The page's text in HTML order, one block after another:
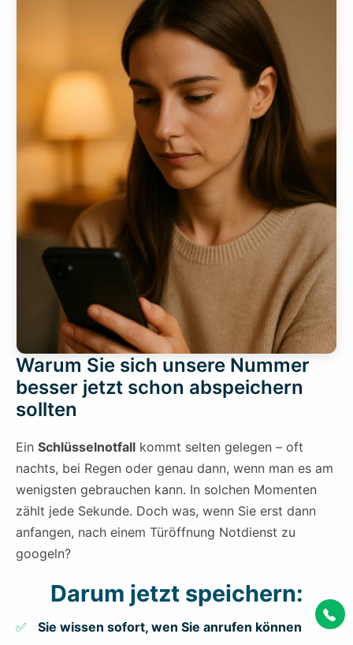
Warum Sie sich unsere Nummer
besser jetzt schon abspeichern
sollten
Ein Schlüsselnotfall kommt selten gelegen – oft
nachts, bei Regen oder genau dann, wenn man es am
wenigsten gebrauchen kann. In solchen Momenten
zählt jede Sekunde. Doch was, wenn Sie erst dann
anfangen, nach einem Türöffnung Notdienst zu
googeln?
Darum jetzt speichern:
Sie wissen sofort, wen Sie anrufen können